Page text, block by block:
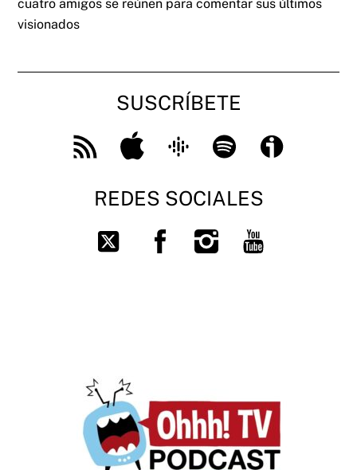
cuatro amigos se reúnen para comentar sus últimos
visionados
SUSCRÍBETE
Feed
Apple
Google
Spotify Ivoox
REDES SOCIALES
Twitter FacebookInstagram
You